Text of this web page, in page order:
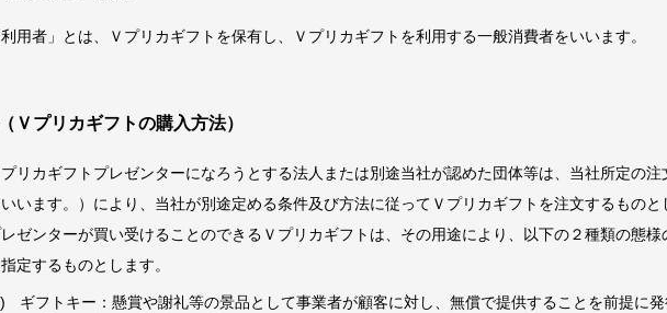
利用者」とは、Ｖプリカギフトを保有し、Ｖプリカギフトを利用する一般消費者をいいます。
Ｖプリカギフトの購入方法）
プリカギフトプレゼンターになろうとする法人または別途当社が認めた団体等は、当社所定の注
いいます。）により、当社が別途定める条件及び方法に従ってＶプリカギフトを注文するものと
ゼンターが買い受けることのできるＶプリカギフトは、その用途により、以下の２種類の態様
定するものとします。
ギフトキー：懸賞や謝礼等の景品として事業者が顧客に対し、無償で提供することを前提に